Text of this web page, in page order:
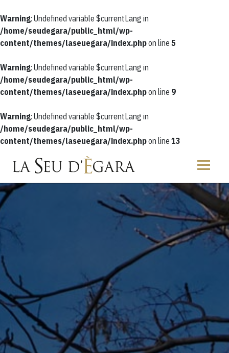
Warning: Undefined variable $currentLang in
/home/seudegara/public_html/wp-
content/themes/laseuegara/index.phpon line 5
Warning: Undefined variable $currentLang in
/home/seudegara/public_html/wp-
content/themes/laseuegara/index.phpon line 9
Warning: Undefined variable $currentLang in
/home/seudegara/public_html/wp-
content/themes/laseuegara/index.phpon line 13